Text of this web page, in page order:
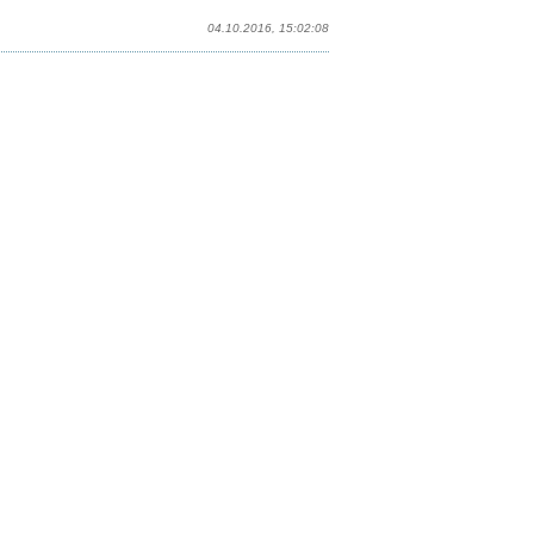
04.10.2016, 15:02:08